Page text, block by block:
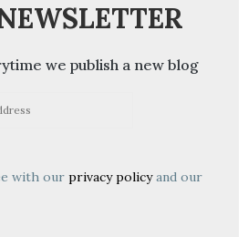
we publish a new blog
with our privacy policyand our